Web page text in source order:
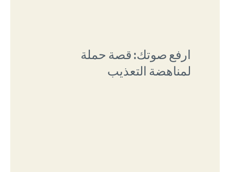
ارفع صوتك: قصة حملة
لمناهضة التعذيب